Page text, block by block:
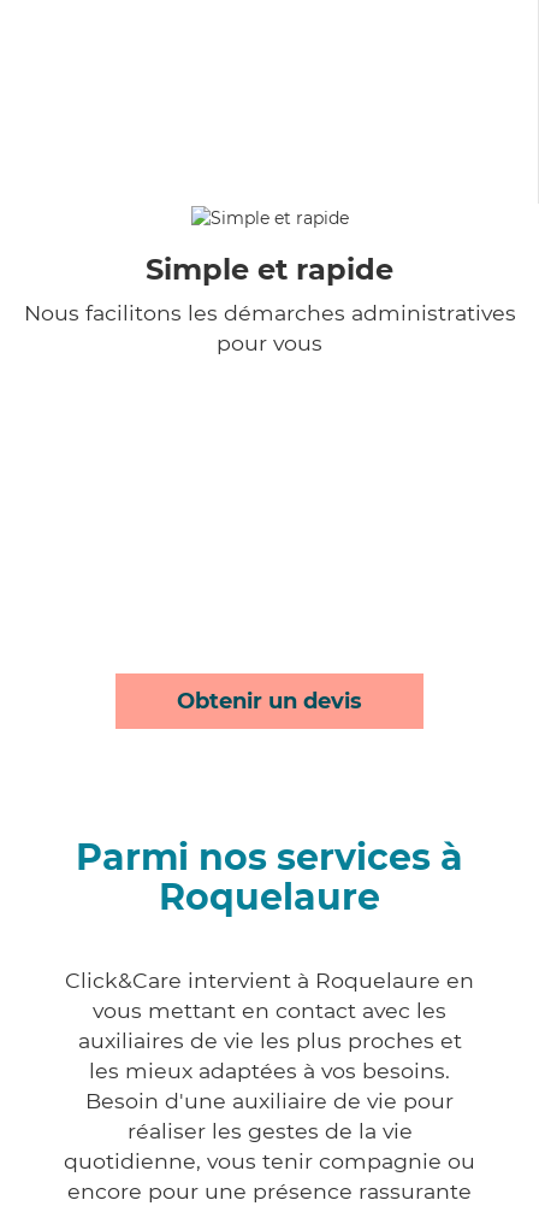
Simple et rapide
Nous facilitons les démarches administratives
pour vous
Obtenir un devis
Parmi nos services à
Roquelaure
Click&Care intervient à Roquelaure en
vous mettant en contact avec les
auxiliaires de vie les plus proches et
les mieux adaptées à vos besoins.
Besoin d'une auxiliaire de vie pour
réaliser les gestes de la vie
quotidienne, vous tenir compagnie ou
encore pour une présence rassurante